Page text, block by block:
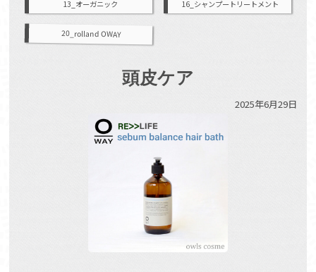
13_オーガニック 16_シャンプートリートメント
20_rolland OWAY
頭皮ケア
2025年6月29日